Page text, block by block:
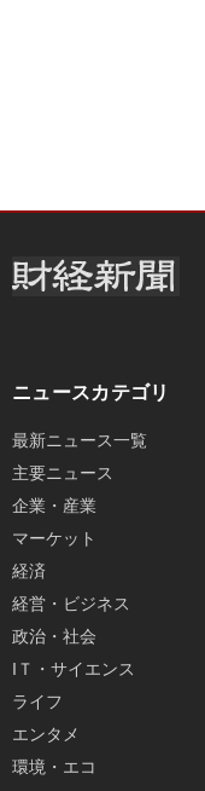
ニュースカテゴリ
最新ニュース一覧
主要ニュース
企業・産業
マーケット
経済
経営・ビジネス
政治・社会
IＴ・サイエンス
ライフ
エンタメ
環境・エコ